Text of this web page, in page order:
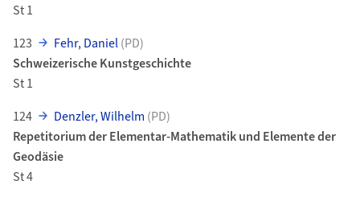
St 1
123
Fehr, Daniel(PD)
Schweizerische Kunstgeschichte
St 1
124
Denzler, Wilhelm (PD)
Repetitorium der Elementar-Mathematik und Elemente der
Geodäsie
St 4